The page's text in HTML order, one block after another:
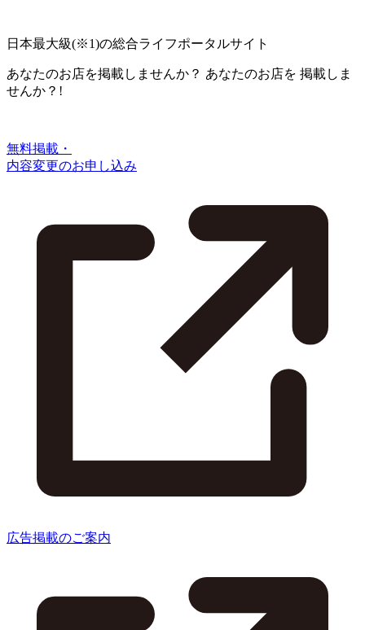
日本最大級(※1)の総合ライフポータルサイト
あなたのお店を掲載しませんか？ あなたのお店を 掲載しま
せんか？!
無料掲載・
内容変更のお申し込み
広告掲載のご案内